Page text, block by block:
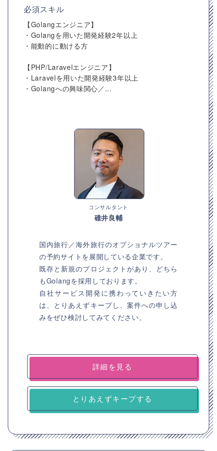
必須スキル
【Golangエンジニア】
・Golangを用いた開発経験2年以上
・能動的に動ける方
【PHP/Laravelエンジニア】
・Laravelを用いた開発経験3年以上
・Golangへの興味関心／...
コンサルタント
碓井良輔
国内旅行／海外旅行のオプショナルツアー
の予約サイトを展開している企業です。
既存と新規のプロジェクトがあり、どちら
もGolangを採用しております。
自社サービス開発に携わっていきたい方
は、とりあえずキープし、案件への申し込
みをぜひ検討してみてください。
詳細を見る
とりあえずキープする